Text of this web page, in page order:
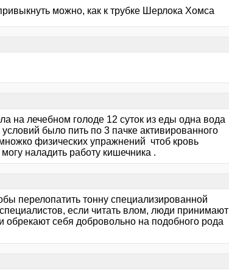
можно, как к трубке Шерлока Хомса
на лечебном голоде 12 суток из еды одна вода
было пить по 3 пачке активированного
физических упражнений чтоб кровь
наладить работу кишечника .
перелопатить тонну специализированной
если читать влом, люди принимают
обрекают себя добровольно на подобного рода